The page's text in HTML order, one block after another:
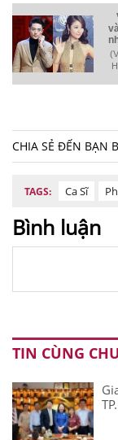
CHIA SẺ ĐẾN BẠN
TAGS: Ca Sĩ
Bình luận
TIN CÙNG